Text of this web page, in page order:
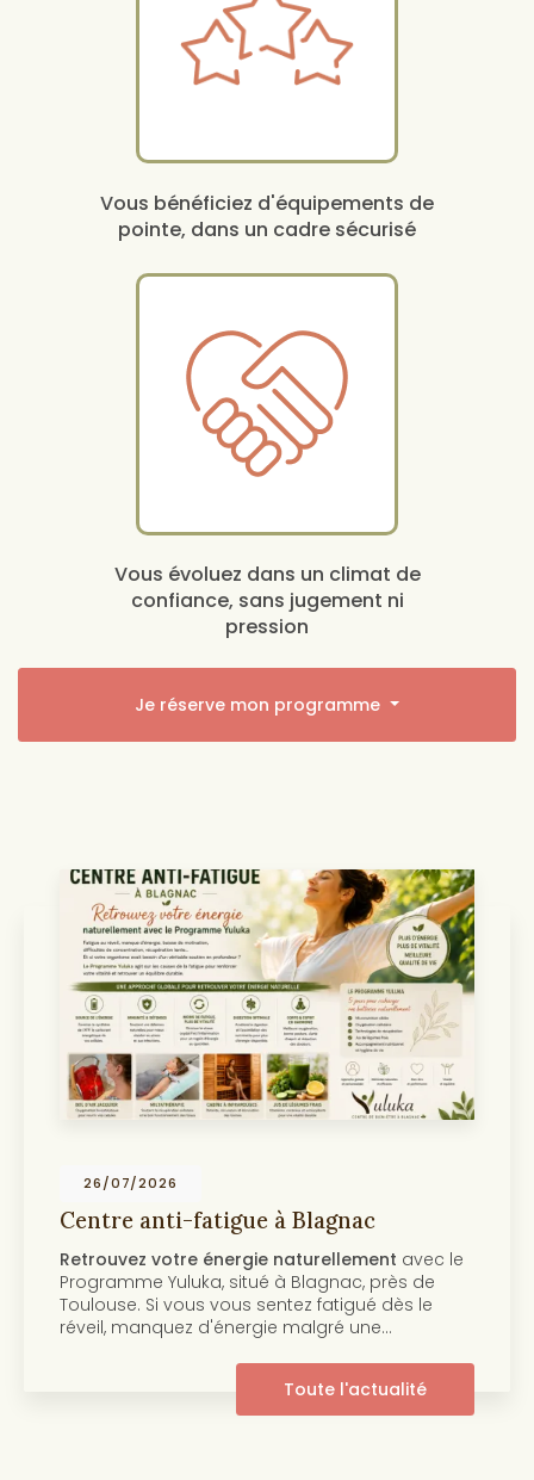
Vous bénéficiez d'équipements de
pointe, dans un cadre sécurisé
Vous évoluez dans un climat de
confiance, sans jugement ni
pression
Je réserve mon programme
avec le
près de
dès le
une…
Centre anti-âge et
Toulouse
Découvrez notre
beauté de la peau Au cœur
centre Yuluka vous propose
pleine de…